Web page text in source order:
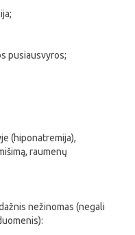
pusiausvyros;
(hiponatremija),
raumenų
nežinomas (negali